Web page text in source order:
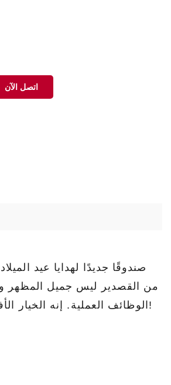
اتصل الآن
من القصدير ليس جميل المظهر
الوظائف العملية. إنه الخيار الأفضل لتغليف هدايا عيد الميلاد. دعونا نستكشف هذا الصندوق الفريد من نوعه معًا!